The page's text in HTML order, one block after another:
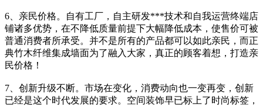
6、亲民价格。自有工厂，自主研发***技术和自我运营终端店
铺诸多优势，在不降低质量前提下大幅降低成本，使售价可被
普通消费者所承受。并不是所有的产品都可以如此亲民，而正
典竹木纤维集成墙面为了融入大家，真正的顾客着想，打造亲
民价格！
7、创新升级不断。市场在变化，消费动向也一变再变，创新
已经是这个时代发展的要求。空间装饰早已标上了时尚标签，